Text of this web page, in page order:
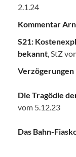
2.1.24
Kommentar
S21:
bekannt , StZ
Verzögerungen
Die Tragödie
vom 5.12.23
Das Bahn-